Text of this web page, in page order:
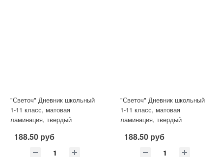
"Светоч" Дневник школьный
1-11 класс, матовая
ламинация, твердый
сшивка 65
188.50 руб
"Светоч" Дневник школьный
1-11 класс, матовая
ламинация, твердый
сшивка 65
188.50 руб